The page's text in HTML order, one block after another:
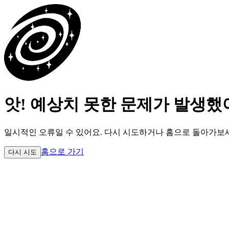
앗! 예상치 못한 문제가 발생했
일시적인 오류일 수 있어요. 다시 시도하거나 홈으로 돌아가보
다시 시도 홈으로 가기